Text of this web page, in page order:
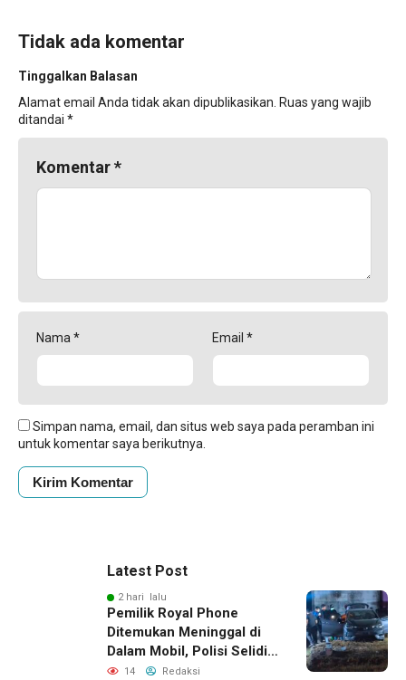
Tidak ada komentar
Tinggalkan Balasan
Alamat email Anda tidak akan dipublikasikan. Ruas yang wajib
ditandai *
Komentar*
Nama* Email *
Simpan nama, email, dan situs web saya pada peramban ini
untuk komentar saya berikutnya.
Latest Post
2 hari lalu
Pemilik Royal Phone
Ditemukan Meninggal di
Dalam Mobil, Polisi Selidiki
Dugaan Keterkaitan
14 Redaksi